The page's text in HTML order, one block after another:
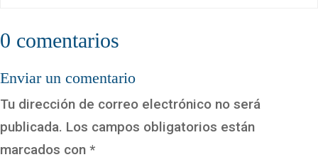
0 comentarios
Enviar un comentario
Tu dirección de correo electrónico no será
publicada. Los campos obligatorios están
marcados con *